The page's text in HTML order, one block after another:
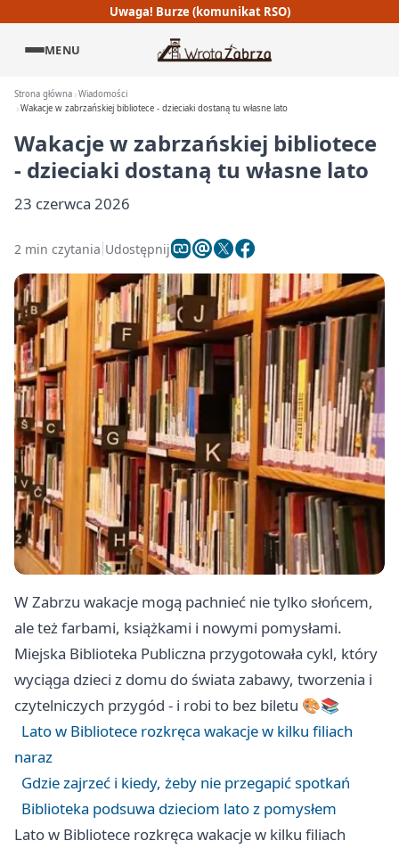
Uwaga! Burze (komunikat RSO)
MENU
Strona główna Wiadomości
Wakacje w zabrzańskiej bibliotece - dzieciaki dostaną tu własne lato
Wakacje w zabrzańskiej bibliotece
- dzieciaki dostaną tu własne lato
23 czerwca 2026
2 min czytania Udostępnij
W Zabrzu wakacje mogą pachnieć nie tylko słońcem,
ale też farbami, książkami i nowymi pomysłami.
Miejska Biblioteka Publiczna przygotowała cykl, który
wyciąga dzieci z domu do świata zabawy, tworzenia i
czytelniczych przygód - i robi to bez biletu 🎨📚
Lato w Bibliotece rozkręca wakacje w kilku filiach
naraz
Gdzie zajrzeć i kiedy, żeby nie przegapić spotkań
Biblioteka podsuwa dzieciom lato z pomysłem
Lato w Bibliotece rozkręca wakacje w kilku filiach